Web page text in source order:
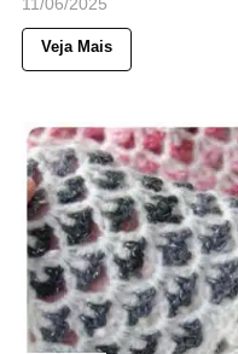
Veja Mais